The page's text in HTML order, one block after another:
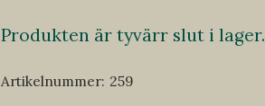
Produkten är tyvärr slut i lager.
Artikelnummer: 259